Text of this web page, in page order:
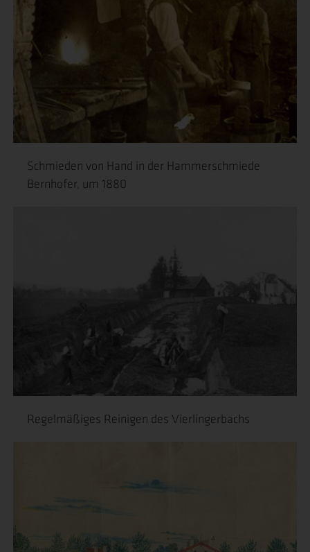
Schmieden von Hand in der Hammerschmiede
Bernhofer, um 1880
Regelmäßiges Reinigen des Vierlingerbachs